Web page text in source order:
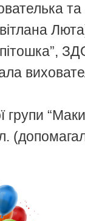
та
групи